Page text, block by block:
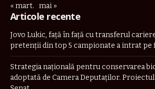
« mart. mai »
Articole recente
Jovo Lukic, față în față cu transferul
pretenții din top 5 campionate a intrat pe
Strategia naţională pentru conservarea
adoptată de Camera Deputaților.